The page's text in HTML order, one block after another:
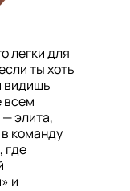
легки для
ты хоть
видишь
всем
элита,
команду
где
и